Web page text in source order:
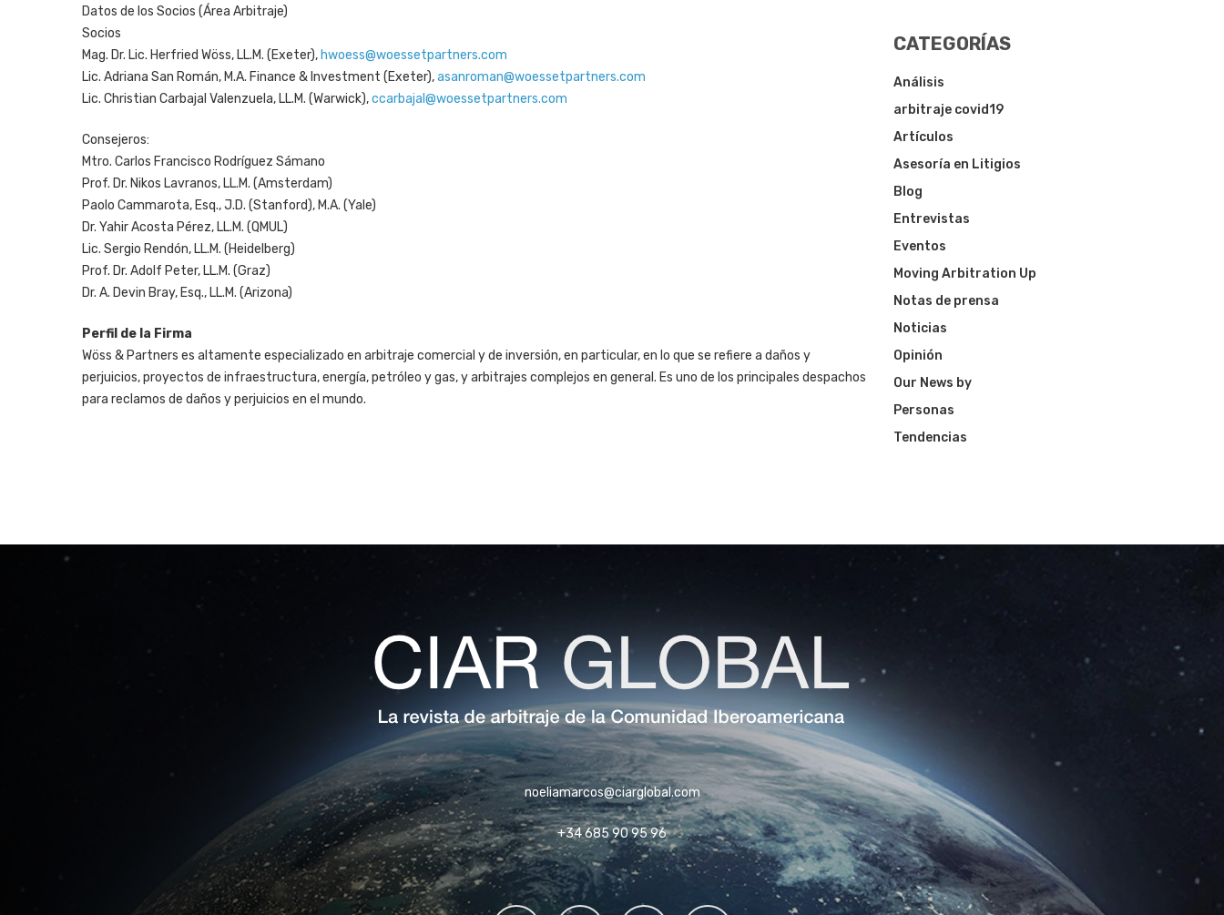
Datos de los Socios (Área Arbitraje)
Socios
Mag. Dr. Lic. Herfried Wöss, LL.M. (Exeter), hwoess@woessetpartners.com
Lic. Adriana San Román, M.A. Finance & Investment (Exeter),asanroman@woessetpartners.com
Lic. Christian Carbajal Valenzuela, LL.M. (Warwick),ccarbajal@woessetpartners.com
Consejeros:
Mtro. Carlos Francisco Rodríguez Sámano
Prof. Dr. Nikos Lavranos, LL.M. (Amsterdam)
Paolo Cammarota, Esq., J.D. (Stanford), M.A. (Yale)
Dr. Yahir Acosta Pérez, LL.M. (QMUL)
Lic. Sergio Rendón, LL.M. (Heidelberg)
Prof. Dr. Adolf Peter, LL.M. (Graz)
Dr. A. Devin Bray, Esq., LL.M. (Arizona)
Perfil de la Firma
Wöss & Partners es altamente especializado en arbitraje comercial y de inversión, en particular, en lo que se refiere a daños y
perjuicios, proyectos de infraestructura, energía, petróleo y gas, y arbitrajes complejos en general. Es uno de los principales despachos
para reclamos de daños y perjuicios en el mundo.
CATEGORÍAS
Análisis
arbitraje covid19
Artículos
Asesoría en Litigios
Blog
Entrevistas
Eventos
Moving Arbitration Up
Notas de prensa
Noticias
Opinión
Our News by
Personas
Tendencias
noeliamarcos@ciarglobal.com
+34 685 90 95 96